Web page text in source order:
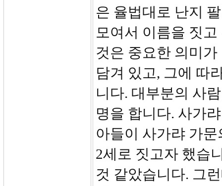
은 율법대로 난지
모여서 이름을 짓
것은 중요한 의미
담겨 있고, 그에 따
니다. 대부분의 사
명을 합니다. 사가
아들이 사가랴 가
2세로 짓고자 했습
것 같았습니다. 그